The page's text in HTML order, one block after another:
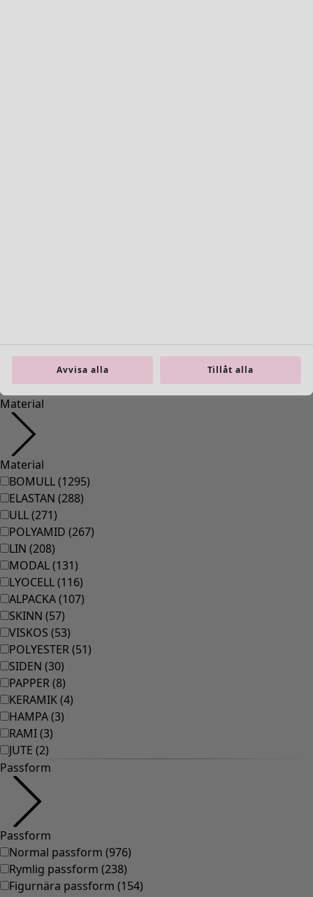
Inredning
Nyheter
All inredning
Gardiner
Kuddar & kuddfodral
Mattor
Frotté
Böcker
Tidigare favoriter
Rum
Badrum
Vardagsrum
Kök & matplats
Shoppa stilen
Klassisk och allmoge inredning
Avvisa alla Tillåt alla